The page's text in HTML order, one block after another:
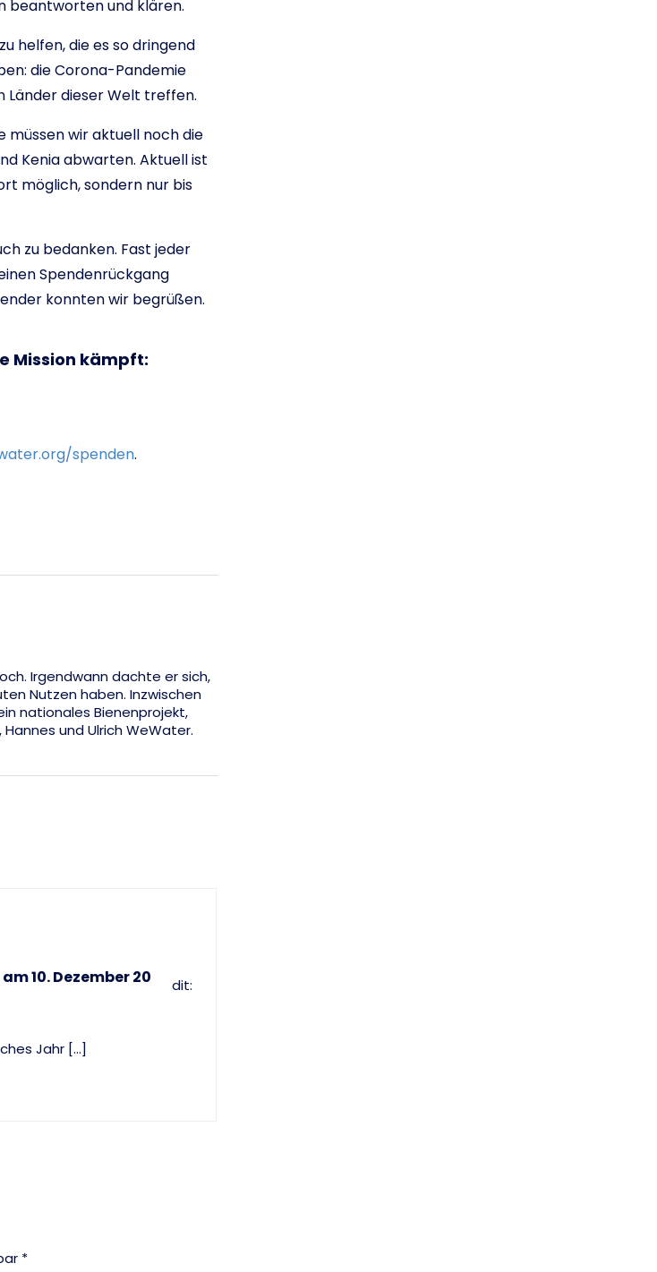
beantworten und klären.
helfen, die es so dringend
die Corona-Pandemie
dieser Welt treffen.
müssen wir aktuell noch die
Kenia abwarten. Aktuell ist
möglich, sondern nur bis
zu bedanken. Fast jeder
Spendenrückgang
konnten wir begrüßen.
Mission kämpft:
spenden.
Irgendwann dachte er sich,
Nutzen haben. Inzwischen
nationales Bienenprojekt,
und Ulrich WeWater.
10. Dezember 20
dit:
Jahr […]
*